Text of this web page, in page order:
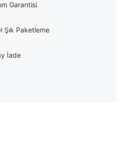
Garantisi
Şık Paketleme
İade